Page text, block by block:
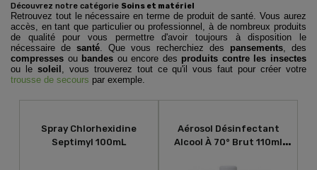
Découvrez notre catégorie Soins et matériel
Retrouvez tout le nécessaire en terme de produit de santé. Vous aurez
accès, en tant que particulier ou professionnel, à de nombreux produits
de qualité pour vous permettre d'avoir toujours à disposition le
nécessaire de santé . Que vous recherchiez des pansements , des
compresses ou bandes ou encore des produits contre les insectes
ou le soleil , vous trouverez tout ce qu'il vous faut pour créer votre
trousse de secours par exemple.
Spray Chlorhexidine
Septimyl 100mL
Aérosol Désinfectant
Alcool À 70° Brut 110ml